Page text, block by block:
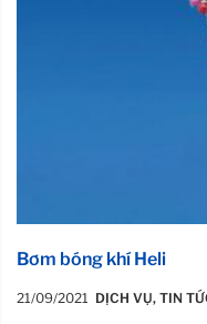
Bơm bóng khí Heli
21/09/2021 DỊCH VỤ, TIN